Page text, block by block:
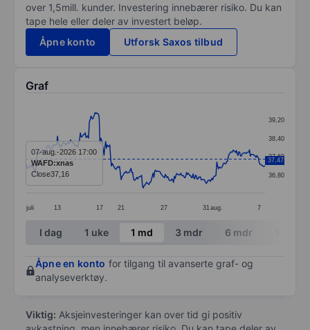
over 1,5mill. kunder. Investering innebærer risiko. Du kan
tape hele eller deler av investert beløp.
Åpne konto
Utforsk Saxos tilbud
Graf
Line chart with 294 data points.
The chart has 1 X axis displaying categories.
The chart has 1 Y axis displaying values. Data
juli 13 17 21 27 31 aug. 7
36,80
37,60
38,40
39,20
37,47
07-aug.-2026 17:00
WAFD:xnas
Close37,16
End of interactive chart.
I dag 1 uke 1 md 3 mdr 6 mdr
Åpne en konto for tilgang til avanserte graf- og
analyseverktøy.
Viktig: Aksjeinvesteringer kan over tid gi positiv